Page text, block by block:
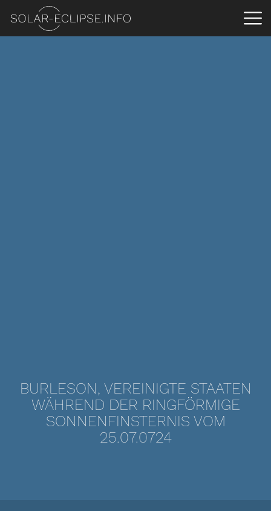
BURLESON, VEREINIGTE STAATEN
WÄHREND DER RINGFÖRMIGE
SONNENFINSTERNIS VOM
25.07.0724